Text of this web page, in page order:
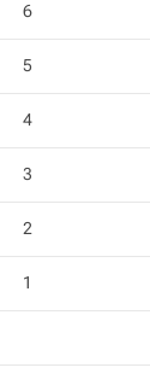
6
5
4
3
2
1